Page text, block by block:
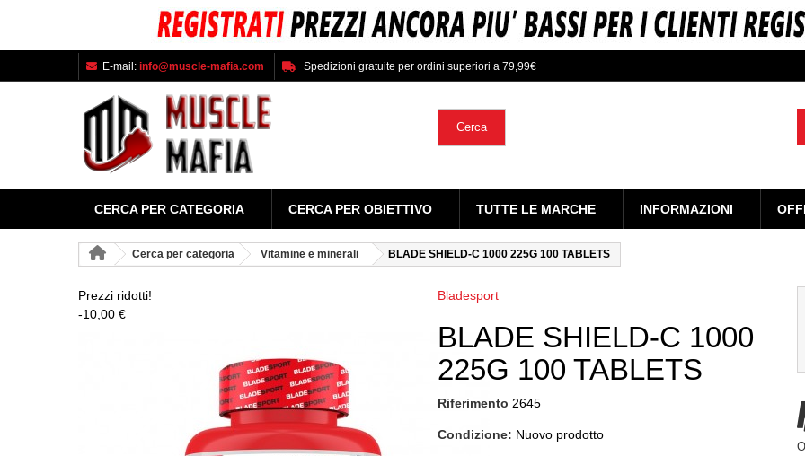
E-mail: info@muscle-mafia.com Spedizioni gratuite per ordini superiori a 79,99€
Cerca
CERCA PER CATEGORIA CERCA PER OBIETTIVO TUTTE LE MARCHE INFORMAZIONI
Cerca per categoria Vitamine e minerali BLADE SHIELD-C 1000 225G 100 TABLETS
Prezzi ridotti!
-10,00 €
Bladesport
BLADE SHIELD-C 1000
225G 100 TABLETS
Riferimento 2645
Condizione: Nuovo prodotto